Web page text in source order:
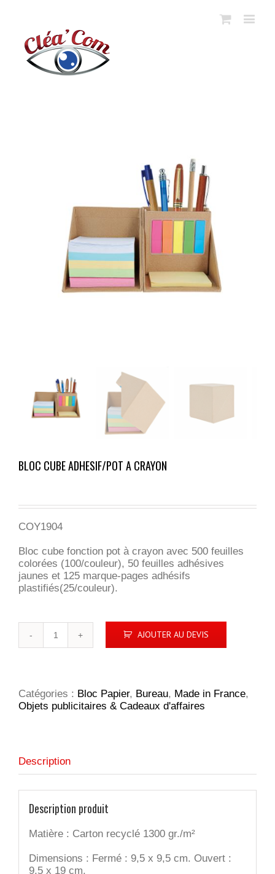
BLOC CUBE ADHESIF/POT A CRAYON
COY1904
Bloc cube fonction pot à crayon avec 500 feuilles
colorées (100/couleur), 50 feuilles adhésives
jaunes et 125 marque-pages adhésifs
plastifiés(25/couleur).
A
CRAYON
AJOUTER AU DEVIS
Catégories : Bloc Papier, Bureau, Made in France,
Objets publicitaires & Cadeaux d'affaires
Description
Description produit
Matière : Carton recyclé 1300 gr./m²
Dimensions : Fermé : 9,5 x 9,5 cm. Ouvert :
9,5 x 19 cm.